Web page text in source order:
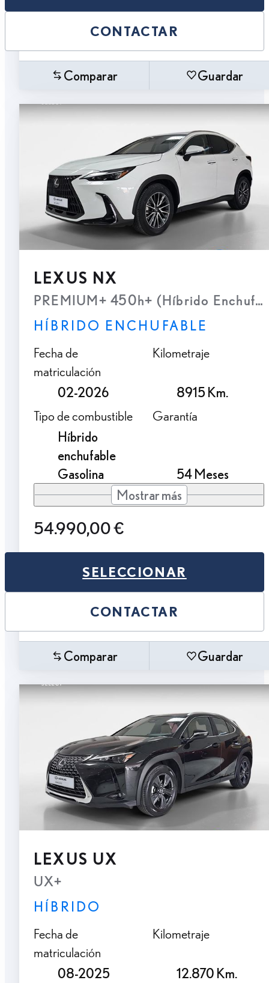
CONTACTAR
Comparar Guardar
LEXUS NX
PREMIUM+ 450h+ (Híbrido
HÍBRIDO ENCHUFABLE
Fecha de
matriculación
02-2026
Kilometraje
8915 Km.
Tipo de combustible
Híbrido
enchufable
Gasolina
Garantía
54 Meses
Mostrar más
54.990,00 €
SELECCIONAR
CONTACTAR
Comparar Guardar
LEXUS UX
UX+
HÍBRIDO
Fecha de
matriculación
08-2025
Kilometraje
12.870 Km.